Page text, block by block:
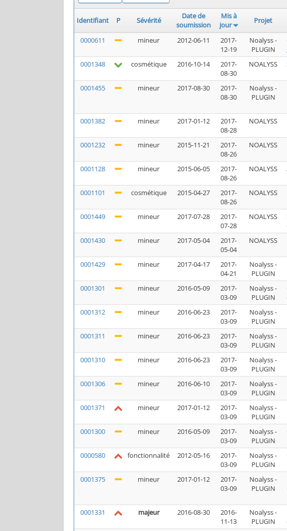
Identifiant P Sévérité
Date de
soumission
Mis à
jour
Projet
0000611
mineur 2012-06-11
2017-
12-19
Noalyss -
PLUGIN
0001348
cosmétique 2016-10-14
2017-
08-30
NOALYSS
0001455
mineur 2017-08-30
2017-
08-30
Noalyss -
PLUGIN
0001382 mineur 2017-01-12
2017-
08-28
NOALYSS
0001232 mineur 2015-11-21
2017-
08-26
NOALYSS
0001128 mineur 2015-06-05
2017-
08-26
NOALYSS
0001101 cosmétique 2015-04-27
2017-
08-26
NOALYSS
0001449 mineur 2017-07-28
2017-
07-28
NOALYSS
0001430 mineur 2017-05-04
2017-
05-04
NOALYSS
0001429 mineur 2017-04-17
2017-
04-21
Noalyss -
PLUGIN
0001301
mineur 2016-05-09
2017-
03-09
Noalyss -
PLUGIN
0001312 mineur 2016-06-23
2017-
03-09
Noalyss -
PLUGIN
0001311
mineur 2016-06-23
2017-
03-09
Noalyss -
PLUGIN
0001310 mineur 2016-06-23
2017-
03-09
Noalyss -
PLUGIN
0001306
mineur 2016-06-10
2017-
03-09
Noalyss -
PLUGIN
0001371
mineur 2017-01-12
2017-
03-09
Noalyss -
PLUGIN
0001300 mineur 2016-05-09
2017-
03-09
Noalyss -
PLUGIN
0000580 fonctionnalité 2012-05-16
2017-
03-09
Noalyss -
PLUGIN
0001375
mineur 2017-01-12
2017-
03-09
Noalyss -
PLUGIN
0001331
majeur 2016-08-30
2016-
11-13
Noalyss -
PLUGIN